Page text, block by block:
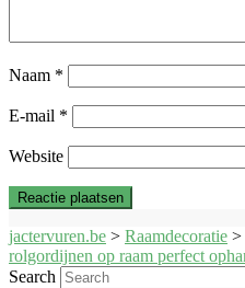
Naam *
E-mail *
Website
jactervuren.be > Raamdecoratie >
rolgordijnen op raam perfect
Search